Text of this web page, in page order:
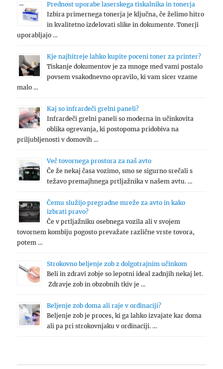
Prednost uporabe laserskega tiskalnika in tonerja
Izbira primernega tonerja je ključna, če želimo hitro
in kvalitetno izdelovati slike in dokumente. Tonerji
uporabljajo …
Kje najhitreje lahko kupite poceni toner za printer?
Tiskanje dokumentov je za mnoge med vami postalo
povsem vsakodnevno opravilo, ki vam sicer vzame
malo …
Kaj so infrardeči grelni paneli?
Infrardeči grelni paneli so moderna in učinkovita
oblika ogrevanja, ki postopoma pridobiva na
priljubljenosti v domovih …
Več tovornega prostora za naš avto
Če že nekaj časa vozimo, smo se sigurno srečali s
težavo premajhnega prtljažnika v našem avtu. …
Čemu služijo pregradne mreže za avto in kako
izbrati pravo?
Če v prtljažniku osebnega vozila ali v svojem
tovornem kombiju pogosto prevažate različne vrste tovora,
potem …
Strokovno beljenje zob z dolgotrajnim učinkom
Beli in zdravi zobje so lepotni ideal zadnjih nekaj let.
Zdravje zob in obzobnih tkiv je …
Beljenje zob doma ali raje v ordinaciji?
Beljenje zob je proces, ki ga lahko izvajate kar doma
ali pa pri strokovnjaku v ordinaciji. …